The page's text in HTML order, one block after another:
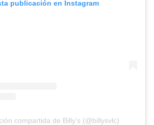
publicación en Instagram
compartida de Billy’s (@billysvlc)